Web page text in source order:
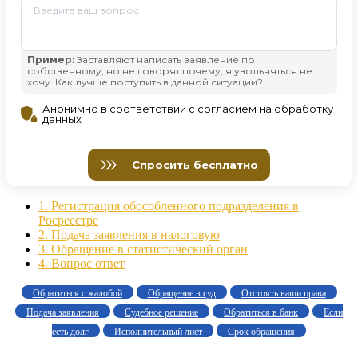
1. Регистрация обособленного подразделения в
Росреестре
2. Подача заявления в налоговую
3. Обращение в статистический орган
4. Вопрос ответ
Обратиться с жалобой Обращение в суд
Отстоять ваши права
Подача заявления
Судебное решение Обратиться в банк
Если
есть долг
Исполнительный лист Срок обращения